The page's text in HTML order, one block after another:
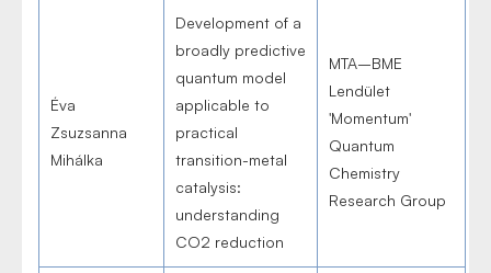
Éva
Zsuzsanna
Mihálka
Development of a
broadly predictive
quantum model
applicable to
practical
transition-metal
catalysis:
understanding
CO2 reduction
MTA–BME
Lendület
'Momentum'
Quantum
Chemistry
Research Group